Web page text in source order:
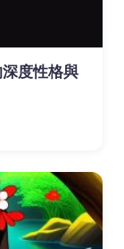
度性格與